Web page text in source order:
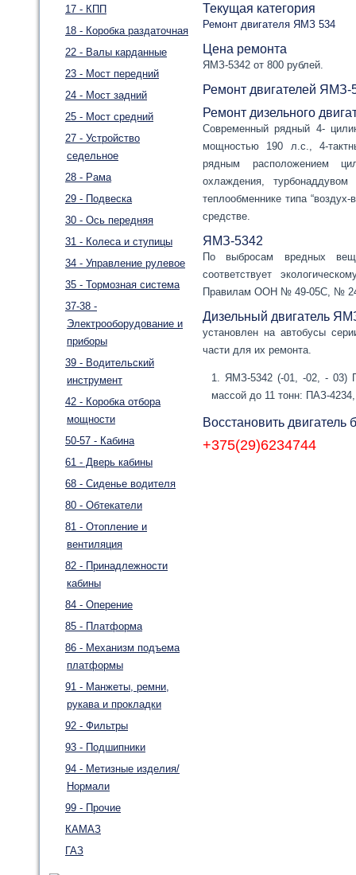
17 - КПП
18 - Коробка раздаточная
22 - Валы карданные
23 - Мост передний
24 - Мост задний
25 - Мост средний
27 - Устройство
седельное
28 - Рама
29 - Подвеска
30 - Ось передняя
31 - Колеса и ступицы
34 - Управление рулевое
35 - Тормозная система
37-38 -
Электрооборудование и
приборы
39 - Водительский
инструмент
42 - Коробка отбора
мощности
50-57 - Кабина
61 - Дверь кабины
68 - Сиденье водителя
80 - Обтекатели
81 - Отопление и
вентиляция
82 - Принадлежности
кабины
84 - Оперение
85 - Платформа
86 - Механизм подъема
платформы
91 - Манжеты, ремни,
рукава и прокладки
92 - Фильтры
93 - Подшипники
94 - Метизные изделия/
Нормали
99 - Прочие
КАМАЗ
ГАЗ
Текущая категория
Ремонт двигателя ЯМЗ 534
Цена ремонта
ЯМЗ-5342 от 800 рублей.
Ремонт двигателей ЯМЗ-
Ремонт дизельного
Современный рядный 4-
мощностью 190 л.с., 4-
рядным расположением
охлаждения,
теплообменнике типа
средстве.
ЯМЗ-5342
По выбросам вредных
соответствует
Правилам ООН № 49-05C, №
Дизельный двигатель
установлен на автобусы
части для их ремонта.
ЯМЗ-5342 (-01, -02, - 03)
массой до 11 тонн: ПАЗ-
Восстановить двигатель
+375(29)6234744